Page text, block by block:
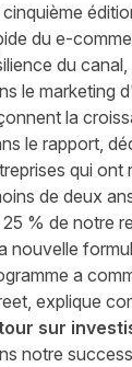
cinquième
du e-
du
le marketing
la
le rapport,
qui ont
de deux
% de notre
nouvelle
a
explique
sur
notre